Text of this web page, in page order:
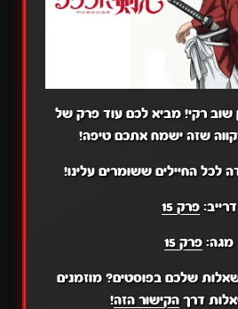
שוב רקי! מביא לכם עוד פרק של
מקווה שזה ישמח אתכם טיפה!
לכל החיילים ששומרים עלינו!
דרייב:פרק 15
מגה: פרק 15
שלכם בפוסטים? מוזמנים
דרך הקישור הזה!